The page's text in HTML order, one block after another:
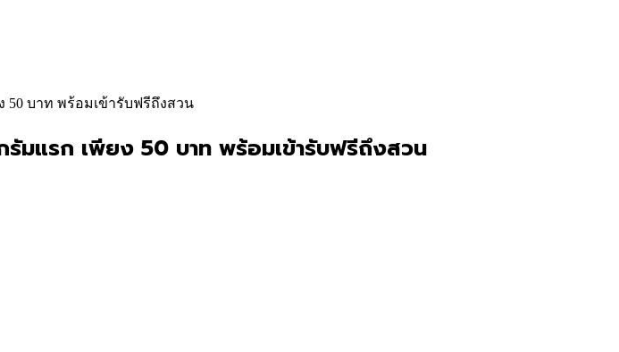
50 บาท พร้อมเข้ารับฟรีถึงสวน
มแรก เพียง 50 บาท พร้อมเข้ารับฟรีถึงสวน